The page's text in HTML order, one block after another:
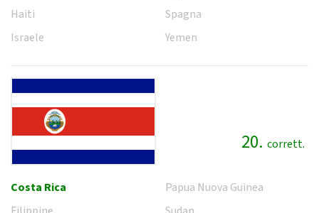
Haiti
Israele
Spagna
Yemen
20. corrett.
Costa Rica
Papua Nuova Guinea